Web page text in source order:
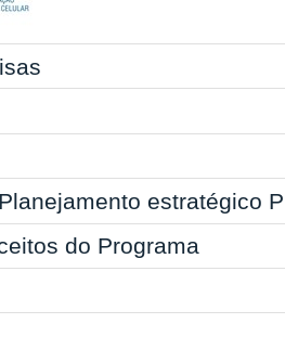
estratégico
do Programa